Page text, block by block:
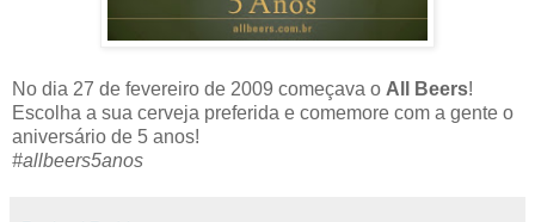
No dia 27 de fevereiro de 2009 começava o All Beers!
Escolha a sua cerveja preferida e comemore com a gente o
aniversário de 5 anos!
#allbeers5anos